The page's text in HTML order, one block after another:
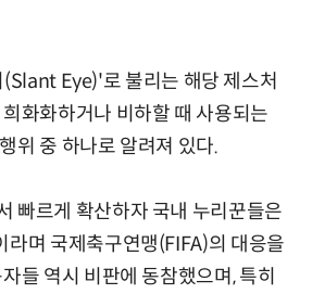
Eye)'로 불리는 해당 제스처
화화하거나 비하할 때 사용되는
위 중 하나로 알려져 있다.
빠르게 확산하자 국내 누리꾼들은
라며 국제축구연맹(FIFA)의 대응을
들 역시 비판에 동참했으며, 특히